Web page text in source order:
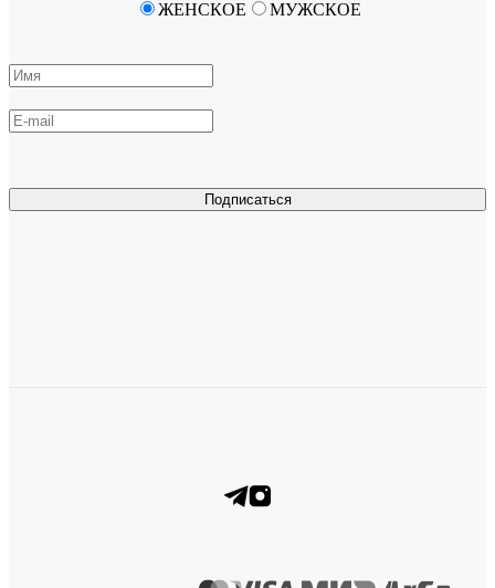
Подписаться
ЖЕНСКОЕ МУЖСКОЕ